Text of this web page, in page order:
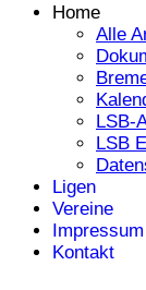
Home
Alle
LSB-
LSB
Ligen
Vereine
Impressum
Kontakt